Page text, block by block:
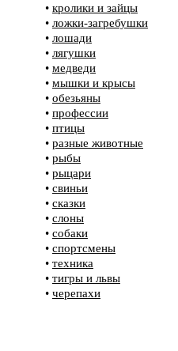
• кролики и зайцы
• ложки-загребушки
• лошади
• лягушки
• медведи
• мышки и крысы
• обезьяны
• профессии
• птицы
• разные животные
• рыбы
• рыцари
• свиньи
• сказки
• слоны
• собаки
• спортсмены
• техника
• тигры и львы
• черепахи